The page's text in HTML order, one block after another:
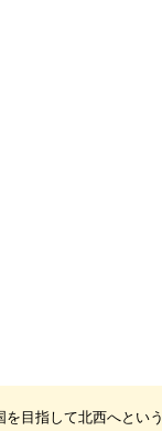
目指して北西へとい